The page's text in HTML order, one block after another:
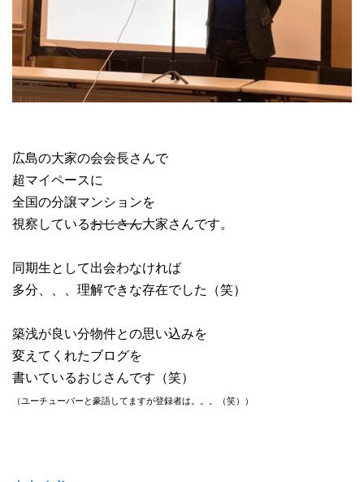
広島の大家の会会長さんで
超マイペースに
全国の分譲マンションを
視察しているおじさん大家さんです。
同期生として出会わなければ
多分、、、理解できな存在でした（笑）
築浅が良い分物件との思い込みを
変えてくれたブログを
書いているおじさんです（笑）
（ユーチューバーと豪語してますが登録者は。。。（笑））